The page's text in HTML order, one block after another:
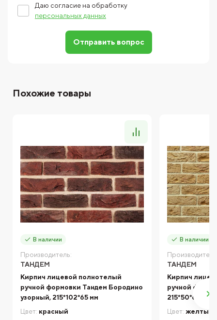
Даю согласие на обработку
персональных данных
Отправить вопрос
Похожие товары
В наличии
Производитель:
ТАНДЕМ
Кирпич лицевой полнотелый
ручной формовки Тандем Бородино
узорный, 215*102*65 мм
Цвет: красный
В наличии
ТАНДЕМ
Кирпич
ручной
215*50*65 мм
Цвет: желтый